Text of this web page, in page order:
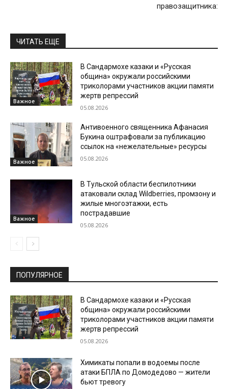
правозащитника:
ЧИТАТЬ ЕЩЕ
Важное
В Сандармохе казаки и «Русская
община» окружали российскими
триколорами участников акции памяти
жертв репрессий
05.08.2026
Важное
Антивоенного священника Афанасия
Букина оштрафовали за публикацию
ссылок на «нежелательные» ресурсы
05.08.2026
Важное
В Тульской области беспилотники
атаковали склад Wildberries, промзону и
жилые многоэтажки, есть
пострадавшие
05.08.2026
ПОПУЛЯРНОЕ
В Сандармохе казаки и «Русская
община» окружали российскими
триколорами участников акции памяти
жертв репрессий
05.08.2026
Химикаты попали в водоемы после
атаки БПЛА по Домодедово — жители
бьют тревогу